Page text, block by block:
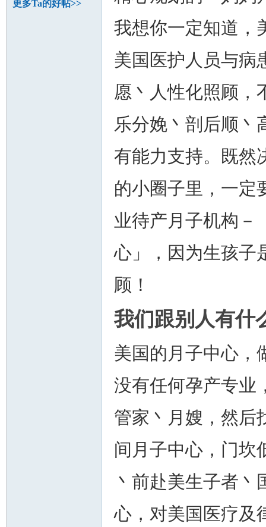
坛更多Ta的好帖>>
我想你一定知道，
美国医护人员与病
愿丶人性化照顾
乐分娩丶剖后顺
有能力支持。既然
的小圈子里，一定
业待产月子机构－
心」，因为生孩子
顾！
我们跟别人有什
美国的月子中心，
没有任何孕产专业
管家丶月嫂，然后
间月子中心，门坎
丶前赴美生子者
心，对美国医疗及